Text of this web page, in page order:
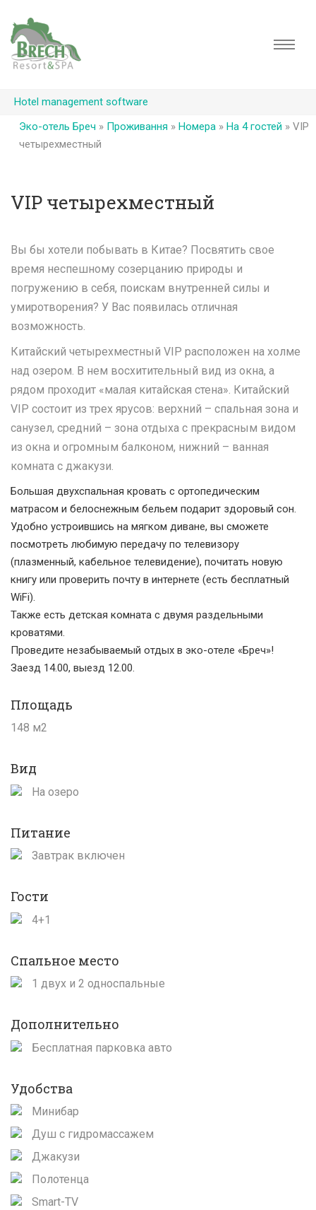
Hotel management software
Эко-отель Бреч » Проживання » Номера» На 4 гостей » VIP
четырехместный
VIP четырехместный
Вы бы хотели побывать в Китае? Посвятить свое
время неспешному созерцанию природы и
погружению в себя, поискам внутренней силы и
умиротворения? У Вас появилась отличная
возможность.
Китайский четырехместный VIP расположен на холме
над озером. В нем восхитительный вид из окна, а
рядом проходит «малая китайская стена». Китайский
VIP состоит из трех ярусов: верхний – спальная зона и
санузел, средний – зона отдыха с прекрасным видом
из окна и огромным балконом, нижний – ванная
комната с джакузи.
Большая двухспальная кровать с ортопедическим
матрасом и белоснежным бельем подарит здоровый сон.
Удобно устроившись на мягком диване, вы сможете
посмотреть любимую передачу по телевизору
(плазменный, кабельное телевидение), почитать новую
книгу или проверить почту в интернете (есть бесплатный
WiFi).
Также есть детская комната с двумя раздельными
кроватями.
Проведите незабываемый отдых в эко-отеле «Бреч»!
Заезд 14.00, выезд 12.00.
Площадь
148 м2
Вид
На озеро
Питание
Завтрак включен
Гости
4+1
Спальное место
1 двух и 2 односпальные
Дополнительно
Бесплатная парковка авто
Удобства
Минибар
Душ с гидромассажем
Джакузи
Полотенца
Smart-TV